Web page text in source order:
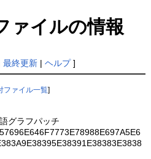
ァイルの情報
最終更新| ヘルプ]
ファイル一覧
グラフパッチ